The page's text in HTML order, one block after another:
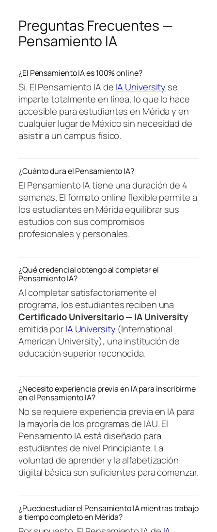
Preguntas Frecuentes —
Pensamiento IA
¿El Pensamiento IA es 100% online?
Sí. El Pensamiento IA de IA University se
imparte totalmente en línea, lo que lo hace
accesible para estudiantes en Mérida y en
cualquier lugar de México sin necesidad de
asistir a un campus físico.
¿Cuánto dura el Pensamiento IA?
El Pensamiento IA tiene una duración de 4
semanas. El formato online flexible permite a
los estudiantes en Mérida equilibrar sus
estudios con sus compromisos
profesionales y personales.
¿Qué credencial obtengo al completar el
Pensamiento IA?
Al completar satisfactoriamente el
programa, los estudiantes reciben una
Certificado Universitario — IA University
emitida porIA University (International
American University), una institución de
educación superior reconocida.
¿Necesito experiencia previa en IA para inscribirme
en el Pensamiento IA?
No se requiere experiencia previa en IA para
la mayoría de los programas de IAU. El
Pensamiento IA está diseñado para
estudiantes de nivel Principiante. La
voluntad de aprender y la alfabetización
digital básica son suficientes para comenzar.
¿Puedo estudiar el Pensamiento IA mientras trabajo
a tiempo completo en Mérida?